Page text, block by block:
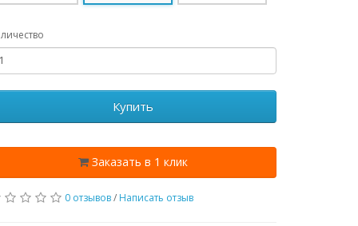
Купить
Заказать в 1 клик
0 отзывов/ Написать отзыв